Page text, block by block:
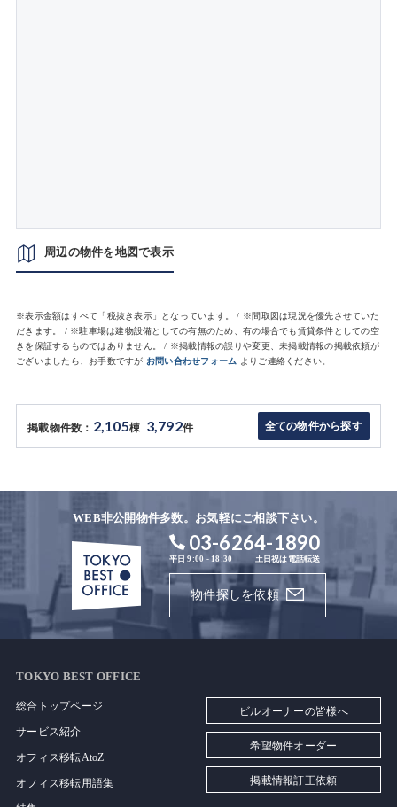
周辺の物件を地図で表示
※表示金額はすべて「税抜き表示」となっています。 / ※間取図は現況を優先させていた
だきます。 / ※駐車場は建物設備としての有無のため、有の場合でも賃貸条件としての空
きを保証するものではありません。 / ※掲載情報の誤りや変更、未掲載情報の掲載依頼が
ございましたら、お手数ですが お問い合わせフォーム よりご連絡ください。
掲載物件数： 2,105棟 3,792件 全ての物件から探す
WEB非公開物件多数。お気軽にご相談下さい。
03-6264-1890
平日 9:00 - 18:30 土日祝は電話転送
物件探しを依頼
TOKYO BEST OFFICE
総合トップページ
サービス紹介
オフィス移転AtoZ
オフィス移転用語集
ビルオーナーの皆様へ
希望物件オーダー
掲載情報訂正依頼